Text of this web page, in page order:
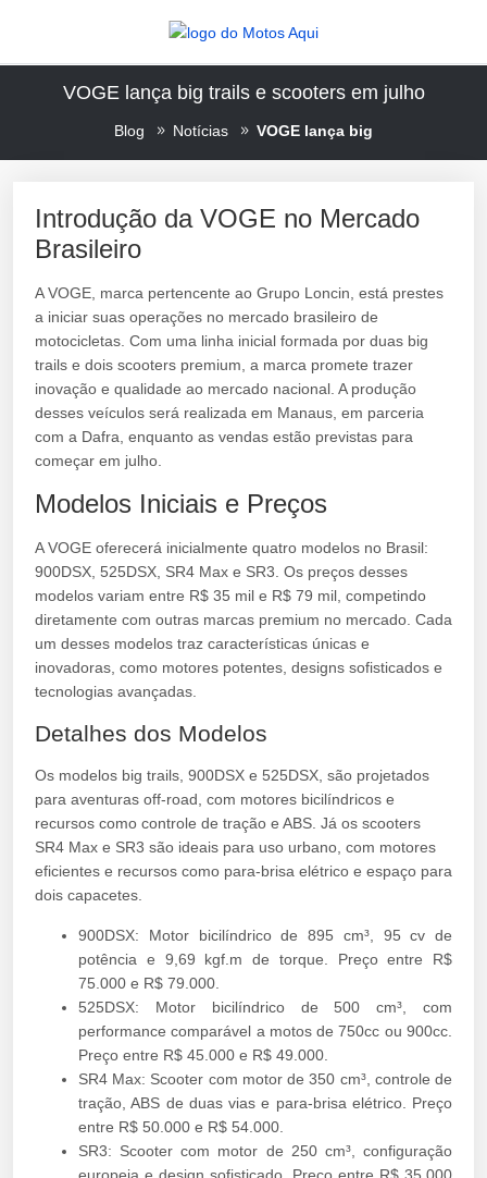
VOGE lança big trails e scooters em julho
Blog Notícias VOGE lança big
Introdução da VOGE no Mercado
Brasileiro
A VOGE, marca pertencente ao Grupo Loncin, está prestes
a iniciar suas operações no mercado brasileiro de
motocicletas. Com uma linha inicial formada por duas big
trails e dois scooters premium, a marca promete trazer
inovação e qualidade ao mercado nacional. A produção
desses veículos será realizada em Manaus, em parceria
com a Dafra, enquanto as vendas estão previstas para
começar em julho.
Modelos Iniciais e Preços
A VOGE oferecerá inicialmente quatro modelos no Brasil:
900DSX, 525DSX, SR4 Max e SR3. Os preços desses
modelos variam entre R$ 35 mil e R$ 79 mil, competindo
diretamente com outras marcas premium no mercado. Cada
um desses modelos traz características únicas e
inovadoras, como motores potentes, designs sofisticados e
tecnologias avançadas.
Detalhes dos Modelos
Os modelos big trails, 900DSX e 525DSX, são projetados
para aventuras off-road, com motores bicilíndricos e
recursos como controle de tração e ABS. Já os scooters
SR4 Max e SR3 são ideais para uso urbano, com motores
eficientes e recursos como para-brisa elétrico e espaço para
dois capacetes.
900DSX: Motor bicilíndrico de 895 cm³, 95 cv de
potência e 9,69 kgf.m de torque. Preço entre R$
75.000 e R$ 79.000.
525DSX: Motor bicilíndrico de 500 cm³, com
performance comparável a motos de 750cc ou 900cc.
Preço entre R$ 45.000 e R$ 49.000.
SR4 Max: Scooter com motor de 350 cm³, controle de
tração, ABS de duas vias e para-brisa elétrico. Preço
entre R$ 50.000 e R$ 54.000.
SR3: Scooter com motor de 250 cm³, configuração